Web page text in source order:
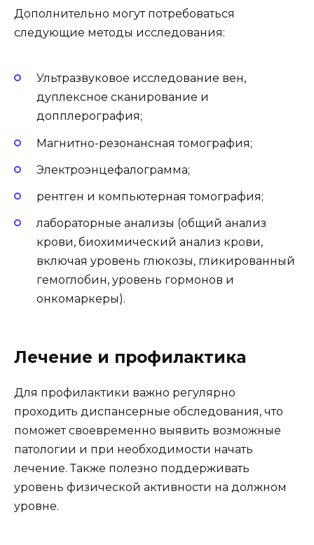
Дополнительно могут потребоваться
следующие методы исследования:
Ультразвуковое исследование вен,
дуплексное сканирование и
допплерография;
Магнитно-резонансная томография;
Электроэнцефалограмма;
рентген и компьютерная томография;
лабораторные анализы (общий анализ
крови, биохимический анализ крови,
включая уровень глюкозы, гликированный
гемоглобин, уровень гормонов и
онкомаркеры).
Лечение и профилактика
Для профилактики важно регулярно
проходить диспансерные обследования, что
поможет своевременно выявить возможные
патологии и при необходимости начать
лечение. Также полезно поддерживать
уровень физической активности на должном
уровне.